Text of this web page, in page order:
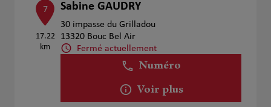
7
17.22
km
Sabine GAUDRY
30 impasse du Grilladou
13320 Bouc Bel Air
Fermé actuellement
Numéro
Voir plus